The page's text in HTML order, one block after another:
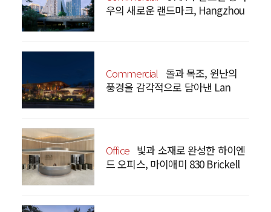
우의 새로운 랜드마크, Hangzhou
Commercial 돌과 목조, 윈난의
풍경을 감각적으로 담아낸 Lan
Office 빛과 소재로 완성한 하이엔
드 오피스, 마이애미 830 Brickell